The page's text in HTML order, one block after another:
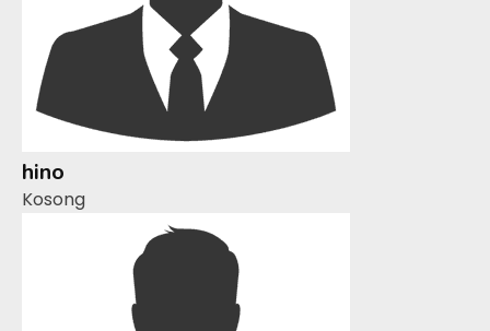
hino
Kosong